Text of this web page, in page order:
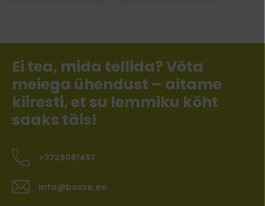
Ei tea, mida tellida? Võta
meiega ühendust – aitame
kiiresti, et su lemmiku kõht
saaks täis!
+3725081457
info@bosse.ee